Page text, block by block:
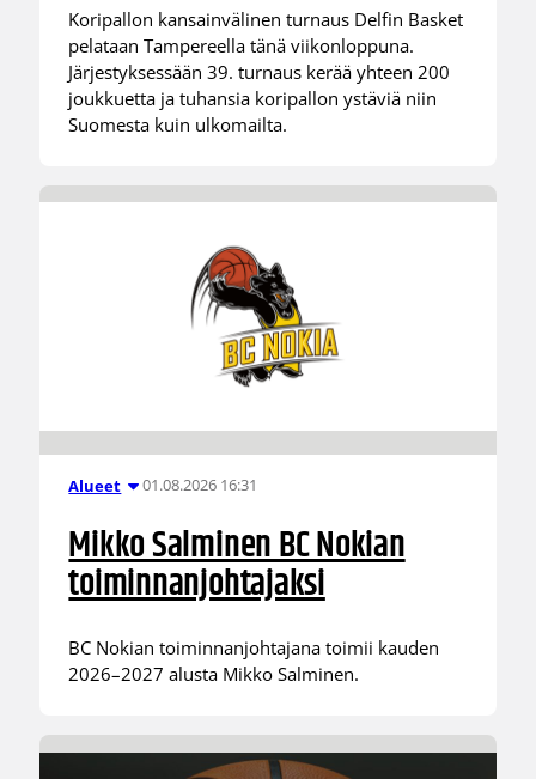
Koripallon kansainvälinen turnaus Delfin Basket
pelataan Tampereella tänä viikonloppuna.
Järjestyksessään 39. turnaus kerää yhteen 200
joukkuetta ja tuhansia koripallon ystäviä niin
Suomesta kuin ulkomailta.
Alueet 01.08.2026 16:31
Mikko Salminen BC Nokian
toiminnanjohtajaksi
BC Nokian toiminnanjohtajana toimii kauden
2026–2027 alusta Mikko Salminen.